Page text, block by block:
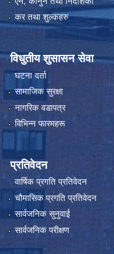
कर तथा शुल्कहरु
विधुतीय शुसासन सेवा
घटना दर्ता
सामाजिक सुरक्षा
नागरिक वडापत्र
विभिन्न फारमहरू
प्रतिवेदन
वार्षिक प्रगति प्रतिवेदन
चौमासिक प्रगति प्रतिवेदन
सार्वजनिक सुनुवाई
सार्वजनिक परीक्षण